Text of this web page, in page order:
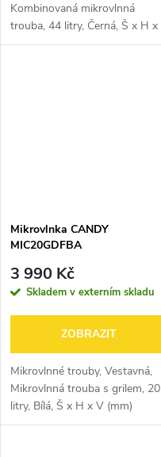
Kombinovaná mikrovlnná
trouba, 44 litry, Černá, Š x H x
V (mm) 595x568x454
Mikrovlnka CANDY
MIC20GDFBA
3 990 Kč
Skladem v externím skladu
ZOBRAZIT
Mikrovlnné trouby, Vestavná,
Mikrovlnná trouba s grilem, 20
litry, Bílá, Š x H x V (mm)
595x315x390